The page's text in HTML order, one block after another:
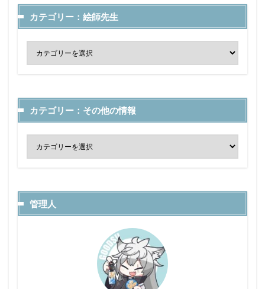
カテゴリー：絵師先生
カテゴリー：その他の情報
管理人